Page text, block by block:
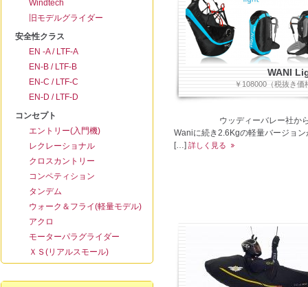
Windtech
旧モデルグライダー
安全性クラス
EN -A / LTF-A
EN-B / LTF-B
EN-C / LTF-C
EN-D / LTF-D
コンセプト
エントリー(入門機)
レクレーショナル
クロスカントリー
コンペティション
タンデム
ウォーク＆フライ(軽量モデル)
アクロ
モーターパラグライダー
ＸＳ(リアルスモール)
WANI
￥108000（税抜き価
ウッディーバレー社か
Waniに続き2.6Kgの軽量バージョン
[…] 詳しく見る